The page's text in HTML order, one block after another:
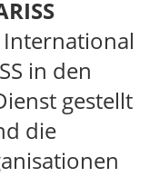
in den
gestellt
die